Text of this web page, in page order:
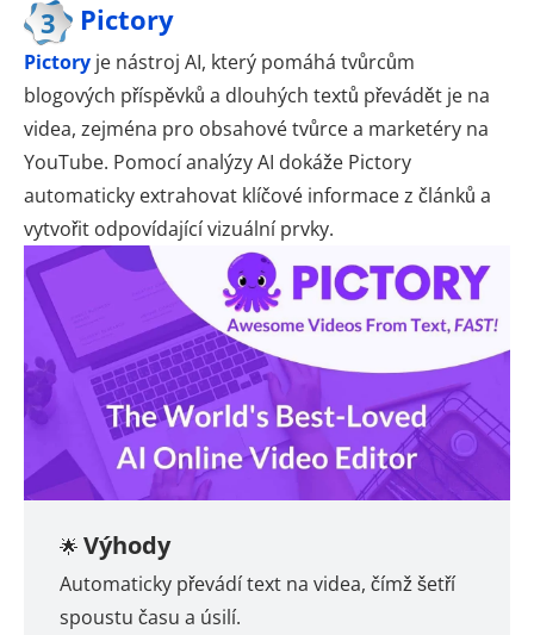
3 Pictory
Pictory je nástroj AI, který pomáhá tvůrcům
blogových příspěvků a dlouhých textů převádět je na
videa, zejména pro obsahové tvůrce a marketéry na
YouTube. Pomocí analýzy AI dokáže Pictory
automaticky extrahovat klíčové informace z článků a
vytvořit odpovídající vizuální prvky.
🌟 Výhody
Automaticky převádí text na videa, čímž šetří
spoustu času a úsilí.